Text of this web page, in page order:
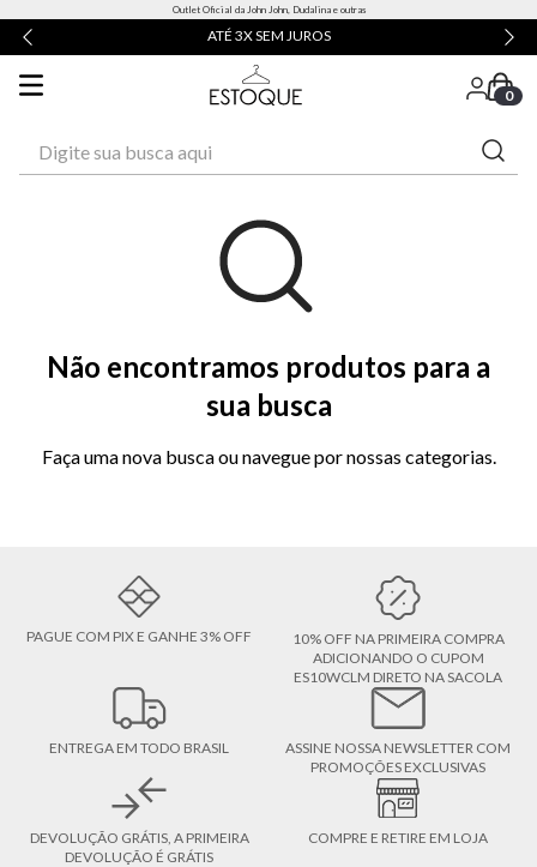
Outlet Oficial da John John, Dudalina e outras
ATÉ 3X SEM JUROS
0
Não encontramos produtos para a
sua busca
Faça uma nova busca ou navegue por nossas categorias.
PAGUE COM PIX E GANHE 3% OFF
10% OFF NA PRIMEIRA COMPRA
ADICIONANDO O CUPOM
ES10WCLM DIRETO NA SACOLA
ENTREGA EM TODO BRASIL
ASSINE NOSSA NEWSLETTER COM
PROMOÇÕES EXCLUSIVAS
DEVOLUÇÃO GRÁTIS, A PRIMEIRA
DEVOLUÇÃO É GRÁTIS
COMPRE E RETIRE EM LOJA